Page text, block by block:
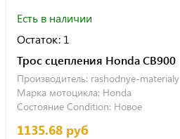
Есть в наличии
Остаток: 1
Трос сцепления Honda CB900
Производитель: rashodnye-materialy
Марка мотоцикла: Honda
Состояние Condition: Новое
1135.68 руб